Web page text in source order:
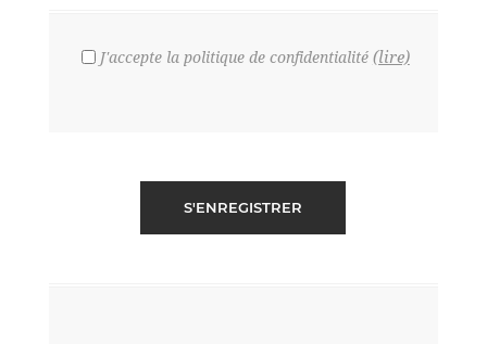
J'accepte la politique de confidentialité (lire)